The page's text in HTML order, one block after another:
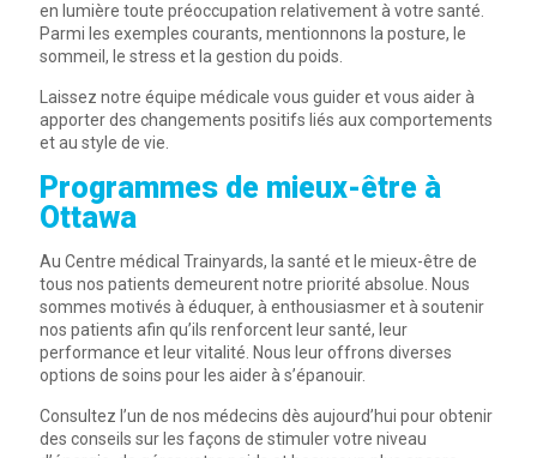
en lumière toute préoccupation relativement à votre santé.
Parmi les exemples courants, mentionnons la posture, le
sommeil, le stress et la gestion du poids.
Laissez notre équipe médicale vous guider et vous aider à
apporter des changements positifs liés aux comportements
et au style de vie.
Programmes de mieux-être à
Ottawa
Au Centre médical Trainyards, la santé et le mieux-être de
tous nos patients demeurent notre priorité absolue. Nous
sommes motivés à éduquer, à enthousiasmer et à soutenir
nos patients afin qu’ils renforcent leur santé, leur
performance et leur vitalité. Nous leur offrons diverses
options de soins pour les aider à s’épanouir.
Consultez l’un de nos médecins dès aujourd’hui pour obtenir
des conseils sur les façons de stimuler votre niveau